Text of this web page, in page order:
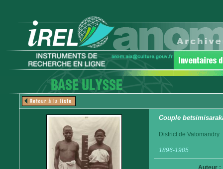
Couple
District de Vatomandry
1896-1905
Auteur :